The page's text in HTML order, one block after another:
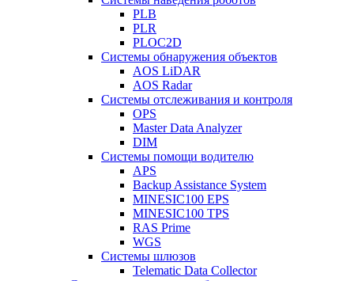
PLB
PLR
PLOC2D
Системы обнаружения объектов
AOS LiDAR
AOS Radar
Системы отслеживания и контроля
OPS
Master Data Analyzer
DIM
Системы помощи водителю
APS
Backup Assistance System
MINESIC100 EPS
MINESIC100 TPS
RAS Prime
WGS
Системы шлюзов
Telematic Data Collector